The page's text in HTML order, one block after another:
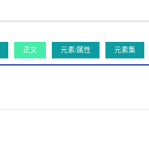
正文 元素/属性 元素集